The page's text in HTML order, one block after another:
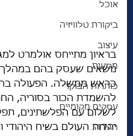
אוכל
ביקורת טלוויזיה
עיצוב
מסעות
כותרות הבוקר
עסקים מקומיים
הגירה
בראיון מתייחס אולמרט
נושאים שעסק בהם במהלך
כראש ממשלה. הפעולה
להשמדת הכור בסוריה,
לשלום עם הפלשתינים,
יהדות העולם בשיח היהודי